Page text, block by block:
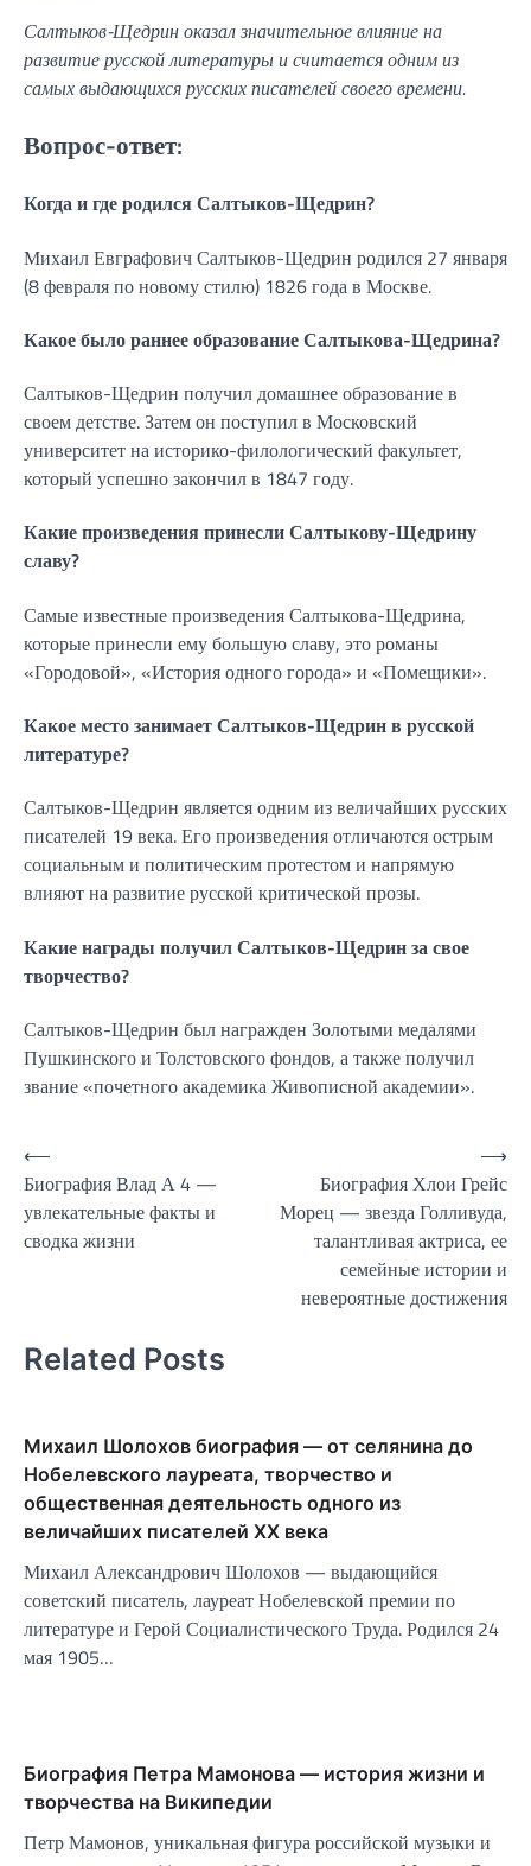
Салтыков-Щедрин оказал значительное влияние на
развитие русской литературы и считается одним из
самых выдающихся русских писателей своего времени.
Вопрос-ответ:
Когда и где родился Салтыков-Щедрин?
Михаил Евграфович Салтыков-Щедрин родился 27 января
(8 февраля по новому стилю) 1826 года в Москве.
Какое было раннее образование Салтыкова-Щедрина?
Салтыков-Щедрин получил домашнее образование в
своем детстве. Затем он поступил в Московский
университет на историко-филологический факультет,
который успешно закончил в 1847 году.
Какие произведения принесли Салтыкову-Щедрину
славу?
Самые известные произведения Салтыкова-Щедрина,
которые принесли ему большую славу, это романы
«Городовой», «История одного города» и «Помещики».
Какое место занимает Салтыков-Щедрин в русской
литературе?
Салтыков-Щедрин является одним из величайших русских
писателей 19 века. Его произведения отличаются острым
социальным и политическим протестом и напрямую
влияют на развитие русской критической прозы.
Какие награды получил Салтыков-Щедрин за свое
творчество?
Салтыков-Щедрин был награжден Золотыми медалями
Пушкинского и Толстовского фондов, а также получил
звание «почетного академика Живописной академии».
Навигация
по
записям
⟵
Биография Влад А 4 —
увлекательные факты и
сводка жизни
Биография Хлои Грейс
Морец — звезда Голливуда,
талантливая актриса, ее
семейные истории и
невероятные достижения
⟶
Related Posts
Михаил Шолохов биография — от селянина до
Нобелевского лауреата, творчество и
общественная деятельность одного из
величайших писателей XX века
Михаил Александрович Шолохов — выдающийся
советский писатель, лауреат Нобелевской премии по
литературе и Герой Социалистического Труда. Родился 24
мая 1905…
Биография Петра Мамонова — история жизни и
творчества на Википедии
Петр Мамонов, уникальная фигура российской музыки и